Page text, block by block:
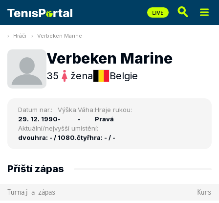
Hráči Verbeken Marine
Verbeken Marine
35 žena Belgie
Datum nar.:
29. 12. 1990
Výška:
-
Váha:
-
Hraje rukou:
Pravá
Aktuální/nejvyšší umístění:
dvouhra: - / 1080.čtyřhra: - / -
Příští zápas
Turnaj a zápas Kurs